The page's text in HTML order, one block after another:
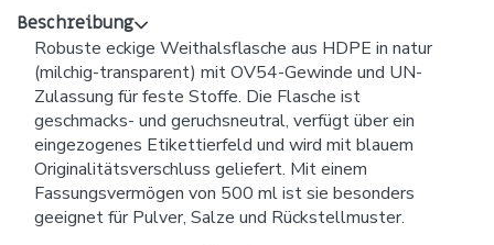
Beschreibung
Robuste eckige Weithalsflasche aus HDPE in natur
(milchig-transparent) mit OV54-Gewinde und UN-
Zulassung für feste Stoffe. Die Flasche ist
geschmacks- und geruchsneutral, verfügt über ein
eingezogenes Etikettierfeld und wird mit blauem
Originalitätsverschluss geliefert. Mit einem
Fassungsvermögen von 500 ml ist sie besonders
geeignet für Pulver, Salze und Rückstellmuster.